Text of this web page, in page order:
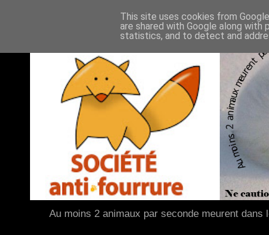
Au moins 2 animaux par seconde meurent
This site uses cookies from
are shared with Google along
statistics, and to detect and